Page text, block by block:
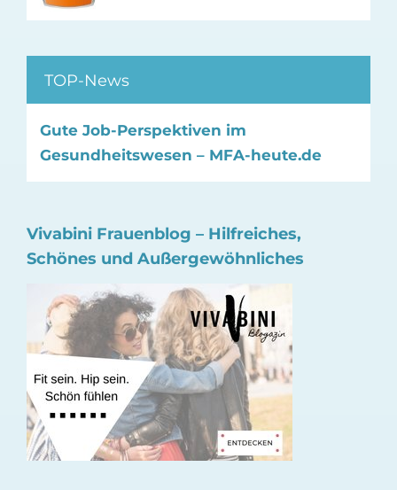
TOP-News
Gute Job-Perspektiven im
Gesundheitswesen – MFA-heute.de
Vivabini Frauenblog – Hilfreiches,
Schönes und Außergewöhnliches